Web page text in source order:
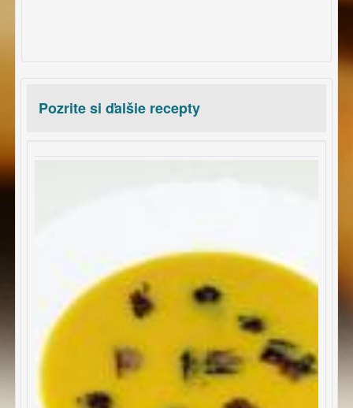
Pozrite si ďalšie recepty